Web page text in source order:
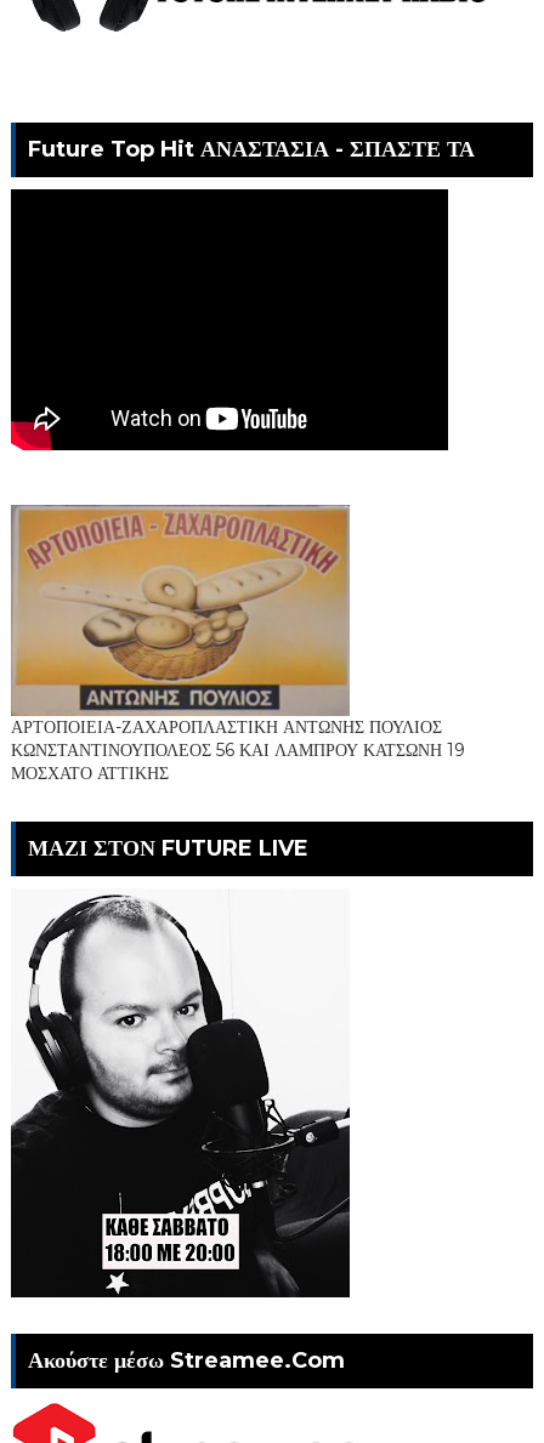
Future Top Hit ΑΝΑΣΤΑΣΙΑ - ΣΠΑΣΤΕ ΤΑ
ΑΡΤΟΠΟΙΕΙΑ-ΖΑΧΑΡΟΠΛΑΣΤΙΚΗ ΑΝΤΩΝΗΣ ΠΟΥΛΙΟΣ
ΚΩΝΣΤΑΝΤΙΝΟΥΠΟΛΕΟΣ 56 ΚΑΙ ΛΑΜΠΡΟΥ ΚΑΤΣΩΝΗ 19
ΜΟΣΧΑΤΟ ΑΤΤΙΚΗΣ
ΜΑΖΙ ΣΤΟΝ FUTURE LIVE
Ακούστε μέσω Streamee.Com